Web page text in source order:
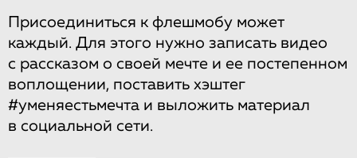
Присоединиться к флешмобу может
каждый. Для этого нужно записать видео
с рассказом о своей мечте и ее постепенном
воплощении, поставить хэштег
#уменяестьмечта и выложить материал
в социальной сети.